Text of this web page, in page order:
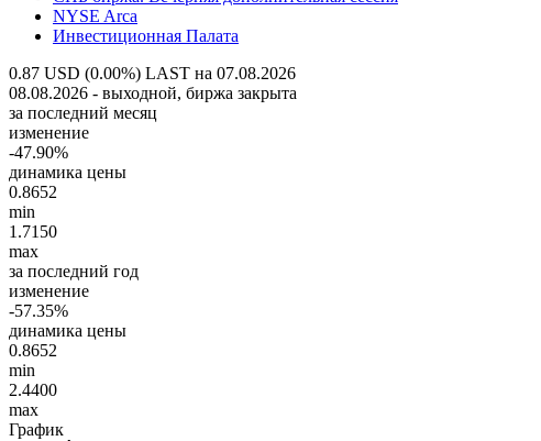
NYSE Arca
Инвестиционная Палата
0.87 USD (0.00%) LAST на 07.08.2026
08.08.2026 - выходной, биржа закрыта
за последний месяц
изменение
-47.90%
динамика цены
0.8652
min
1.7150
max
за последний год
изменение
-57.35%
динамика цены
0.8652
min
2.4400
max
График